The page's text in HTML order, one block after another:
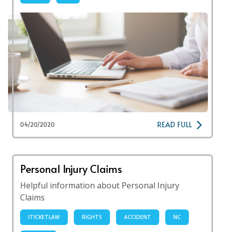
04/20/2020 READ FULL
Personal Injury Claims
Helpful information about Personal Injury
Claims
ITICKETLAW RIGHTS ACCIDENT NC